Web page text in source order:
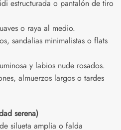
estructurada o pantalón de tiro
o raya al medio.
sandalias minimalistas o flats
y labios nude rosados.
almuerzos largos o tardes
serena)
silueta amplia o falda